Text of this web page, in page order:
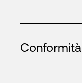
Conformità